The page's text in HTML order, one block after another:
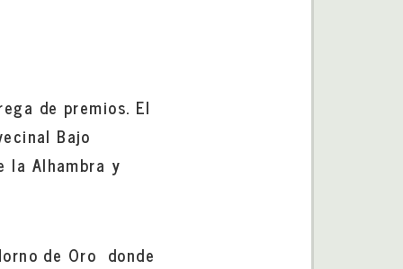
de premios. El
Bajo
la Alhambra y
de Oro donde